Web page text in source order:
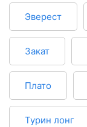
Эверест
Закат
Плато
Турин лонг